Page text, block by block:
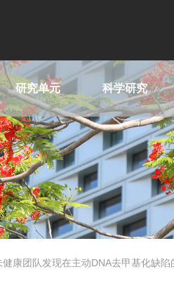
研究单元 科学研究
健康团队发现在主动DNA去甲基化缺